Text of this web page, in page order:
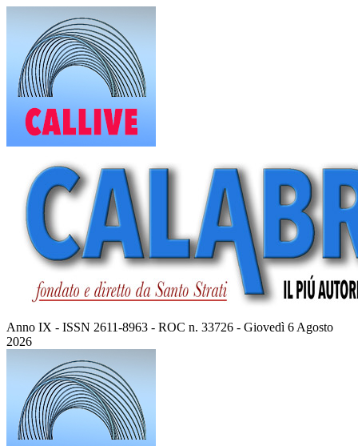
contenuto
Anno IX - ISSN 2611-8963 - ROC n. 33726 - Giovedì 6 Agosto
2026